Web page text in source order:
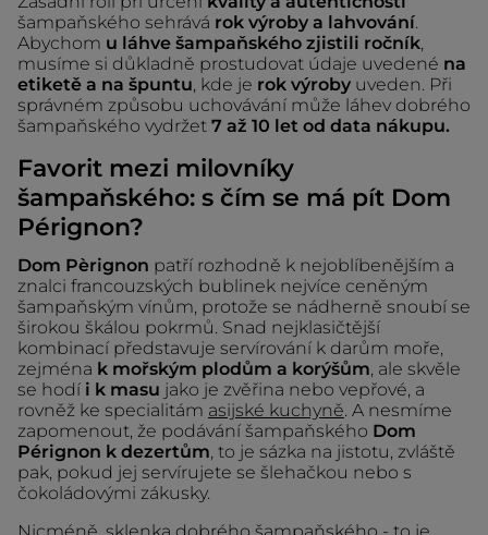
šampaňského sehrává rok výroby a lahvování.
Abychom u láhve šampaňského zjistili ročník
musíme si důkladně prostudovat údaje uvedené na
etiketě a na špuntu , kde je rok výroby uveden. Při
správném způsobu uchovávání může láhev dobrého
šampaňského vydržet 7 až 10 let od data nákupu.
Favorit mezi milovníky
šampaňského: s čím se má pít Dom
Pérignon?
Dom Pèrignon patří rozhodně k nejoblíbenějším a
znalci francouzských bublinek nejvíce ceněným
šampaňským vínům, protože se nádherně snoubí se
širokou škálou pokrmů. Snad nejklasičtější
kombinací představuje servírování k darům moře,
zejména k mořským plodům a korýšům , ale skvěle
se hodí i k masu jako je zvěřina nebo vepřové, a
rovněž ke specialitám asijské kuchyně. A nesmíme
zapomenout, že podávání šampaňského Dom
Pérignon k dezertům , to je sázka na jistotu, zvláště
pak, pokud jej servírujete se šlehačkou nebo s
čokoládovými zákusky.